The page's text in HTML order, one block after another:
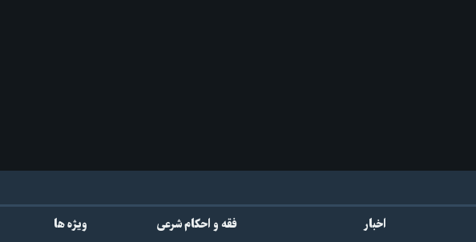
اخبار فقه و احکام شرعی ویژه ها